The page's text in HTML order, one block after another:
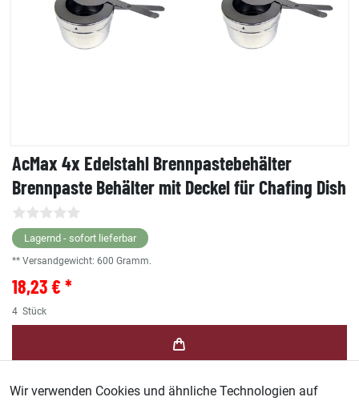
AcMax 4x Edelstahl Brennpastebehälter
Brennpaste Behälter mit Deckel für Chafing Dish
Lagernd - sofort lieferbar
** Versandgewicht: 600 Gramm.
18,23 € *
4 Stück
Wir verwenden Cookies und ähnliche Technologien auf